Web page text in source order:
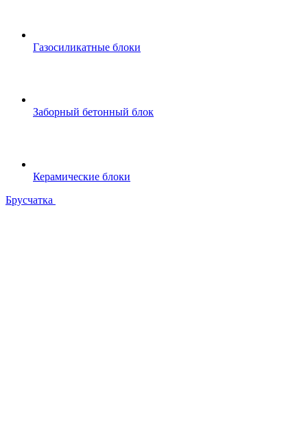
Газосиликатные блоки
Заборный бетонный блок
Керамические блоки
Брусчатка